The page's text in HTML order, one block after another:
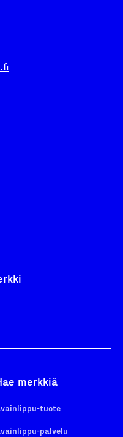
merkkiä
tuote
palvelu